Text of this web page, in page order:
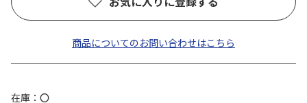
商品についてのお問い合わせはこちら
在庫
〇